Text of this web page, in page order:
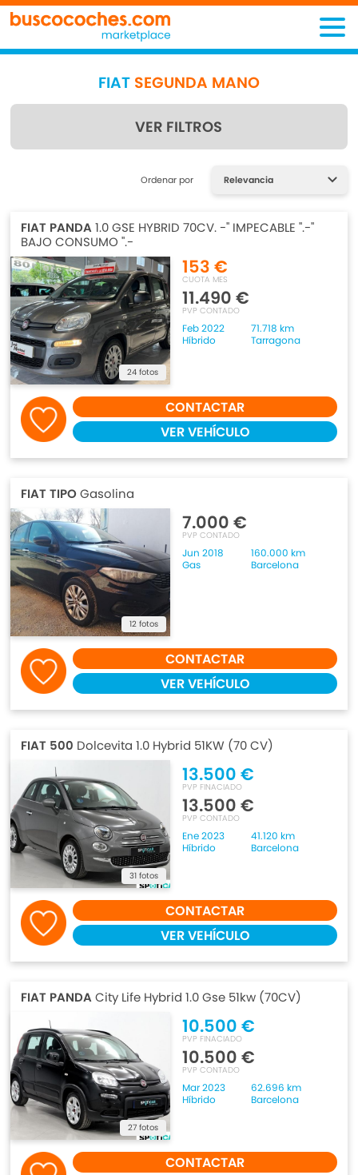
FIAT SEGUNDA MANO
VER FILTROS
Encuentra lo que estás
Ordenar por
FIAT PANDA1.0 GSE HYBRID 70CV. -" IMPECABLE ".-"
BAJO CONSUMO ".-
24 fotos
153 €
CUOTA MES
11.490 €
PVP CONTADO
Feb 2022
71.718 km
Híbrido
Tarragona
CONTACTAR
VER VEHÍCULO
FIAT TIPOGasolina
12 fotos
7.000 €
PVP CONTADO
Jun 2018
160.000 km
Gas
Barcelona
CONTACTAR
VER VEHÍCULO
FIAT 500 Dolcevita 1.0 Hybrid 51KW (70 CV)
31 fotos
13.500 €
PVP FINACIADO
13.500 €
PVP CONTADO
Ene 2023
41.120 km
Híbrido
Barcelona
CONTACTAR
VER VEHÍCULO
FIAT PANDACity Life Hybrid 1.0 Gse 51kw (70CV)
27 fotos
10.500 €
PVP FINACIADO
10.500 €
PVP CONTADO
Mar 2023
62.696 km
Híbrido
Barcelona
CONTACTAR